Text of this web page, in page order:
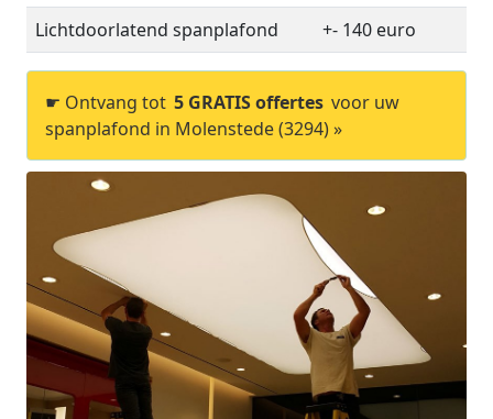
Lichtdoorlatend spanplafond
+- 140 euro
☛ Ontvang tot 5 GRATIS offertes voor uw
spanplafond in Molenstede (3294) »